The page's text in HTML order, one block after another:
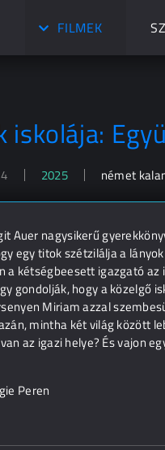
FILMEK
iskolája:
2025 német
Auer nagysikerű
egy titok szétzilálja a
a kétségbeesett igazgató
gondolják, hogy a közelgő
Miriam azzal
mintha két világ között
az igazi helye? És
Peren